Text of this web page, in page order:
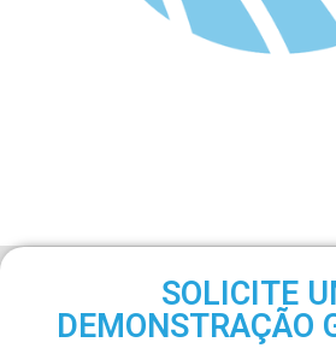
SOLICITE
DEMONSTRAÇÃO